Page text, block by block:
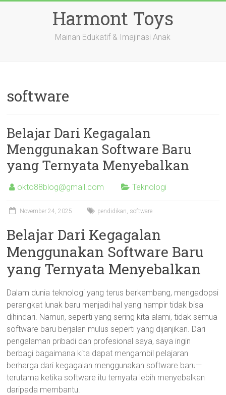
Harmont Toys
Mainan Edukatif & Imajinasi Anak
software
Belajar Dari Kegagalan
Menggunakan Software Baru
yang Ternyata Menyebalkan
okto88blog@gmail.com Teknologi
November 24, 2025 pendidikan, software
Belajar Dari Kegagalan
Menggunakan Software Baru
yang Ternyata Menyebalkan
Dalam dunia teknologi yang terus berkembang, mengadopsi
perangkat lunak baru menjadi hal yang hampir tidak bisa
dihindari. Namun, seperti yang sering kita alami, tidak semua
software baru berjalan mulus seperti yang dijanjikan. Dari
pengalaman pribadi dan profesional saya, saya ingin
berbagi bagaimana kita dapat mengambil pelajaran
berharga dari kegagalan menggunakan software baru—
terutama ketika software itu ternyata lebih menyebalkan
daripada membantu.